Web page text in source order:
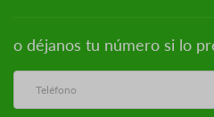
o déjanos tu número si lo